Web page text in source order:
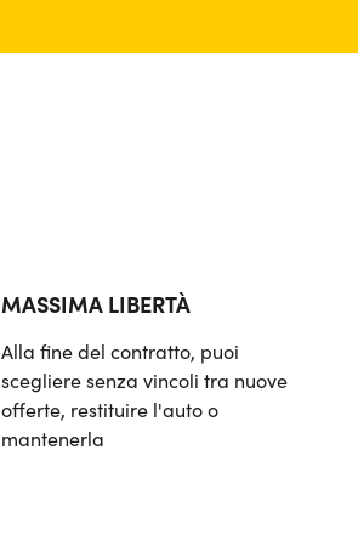
MASSIMA LIBERTÀ
Alla fine del contratto, puoi
scegliere senza vincoli tra nuove
offerte, restituire l'auto o
mantenerla